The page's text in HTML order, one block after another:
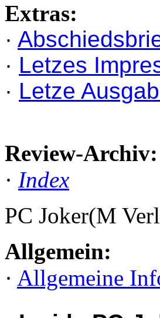
Extras:
·
· Letzes
· Letze
Review-Archiv:
· Index
PC Joker(M
Allgemein:
· Allgemeine